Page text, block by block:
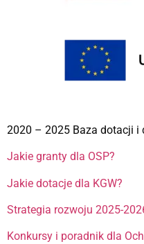
2020 – 2025 Baza dotacji i
Jakie granty dla OSP?
Jakie dotacje dla KGW?
Strategia rozwoju 2025-
Konkursy i poradnik dla